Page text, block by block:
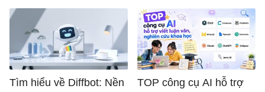
để lên ý tưởng
gameplay của Microsoft
Tìm hiểu về Diffbot: Nền
TOP công cụ AI hỗ trợ